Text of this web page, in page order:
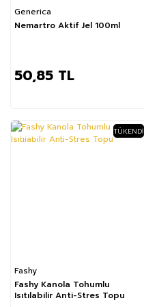
Generica
Nemartro Aktif Jel 100ml
50,85 TL
%20 TÜKENDI
Fashy
Fashy Kanola Tohumlu
Isıtılabilir Anti-Stres Topu